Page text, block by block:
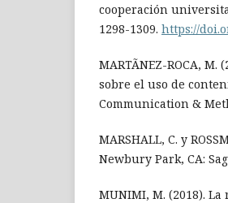
cooperación
1298-1309. https://
MARTÃNEZ-ROCA,
sobre el uso de
Communication &
MARSHALL, C. y
Newbury Park, CA:
MUNIMI, M. (2018).